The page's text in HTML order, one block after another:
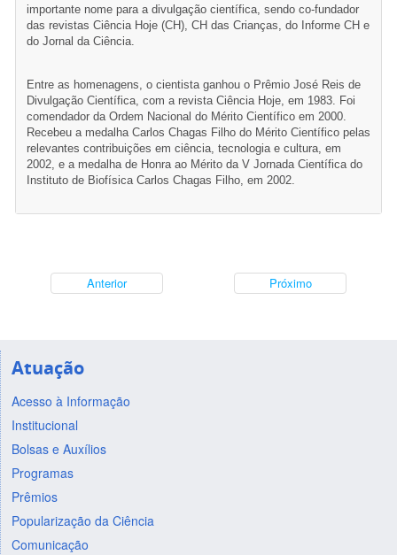
importante nome para a divulgação científica, sendo co-fundador
das revistas Ciência Hoje (CH), CH das Crianças, do Informe CH e
do Jornal da Ciência.
Entre as homenagens, o cientista ganhou o Prêmio José Reis de
Divulgação Científica, com a revista Ciência Hoje, em 1983. Foi
comendador da Ordem Nacional do Mérito Científico em 2000.
Recebeu a medalha Carlos Chagas Filho do Mérito Científico pelas
relevantes contribuições em ciência, tecnologia e cultura, em
2002, e a medalha de Honra ao Mérito da V Jornada Científica do
Instituto de Biofísica Carlos Chagas Filho, em 2002.
Anterior Próximo
Atuação
Acesso à Informação
Institucional
Bolsas e Auxílios
Programas
Prêmios
Popularização da Ciência
Comunicação